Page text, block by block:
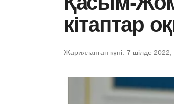
кітаптар
Жарияланған күні: 7 шілде 2022,